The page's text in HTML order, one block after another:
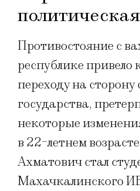
Противостояние с
республике
переходу на сторону
государства,
некоторые
в 22-летнем
Ахматович стал
Махачкалинского